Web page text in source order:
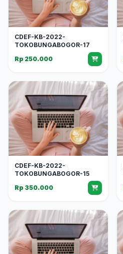
CDEF-KB-2022-
TOKOBUNGABOGOR-17
Rp 250.000
CDEF-KB-2022-
TOKOBUNGABOGOR-15
Rp 350.000